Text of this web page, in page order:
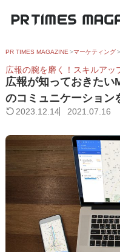
PR TIMES MAGAZINE マーケティング
広報の腕を磨く！スキルアッ
広報が知っておきたい
のコミュニケーション
2023.12.14 2021.07.16